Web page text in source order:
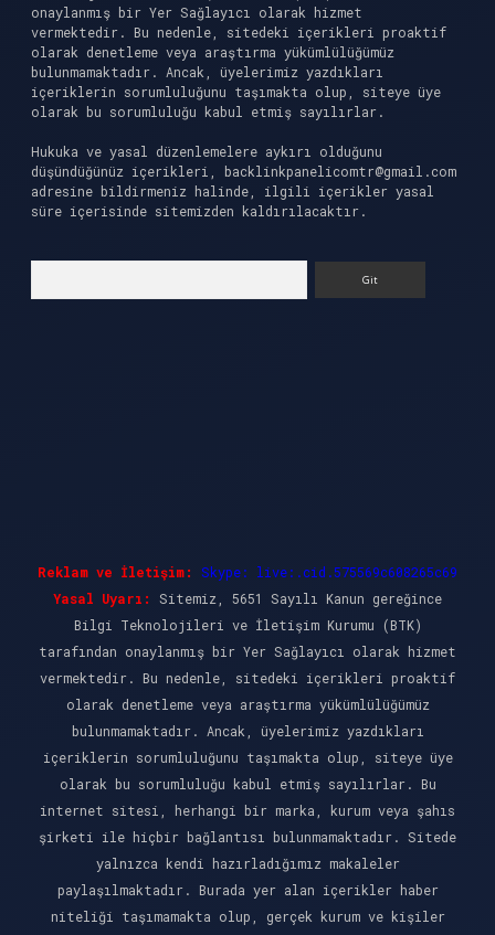
onaylanmış bir Yer Sağlayıcı olarak hizmet
vermektedir. Bu nedenle, sitedeki içerikleri proaktif
olarak denetleme veya araştırma yükümlülüğümüz
bulunmamaktadır. Ancak, üyelerimiz yazdıkları
içeriklerin sorumluluğunu taşımakta olup, siteye üye
olarak bu sorumluluğu kabul etmiş sayılırlar.
Hukuka ve yasal düzenlemelere aykırı olduğunu
düşündüğünüz içerikleri, backlinkpanelicomtr@gmail.com
adresine bildirmeniz halinde, ilgili içerikler yasal
süre içerisinde sitemizden kaldırılacaktır.
Reklam ve İletişim:
Skype: live:.cid.575569c608265c69
Yasal Uyarı:
Sitemiz, 5651 Sayılı Kanun gereğince
Bilgi Teknolojileri ve İletişim Kurumu (BTK)
tarafından onaylanmış bir Yer Sağlayıcı olarak hizmet
vermektedir. Bu nedenle, sitedeki içerikleri proaktif
olarak denetleme veya araştırma yükümlülüğümüz
bulunmamaktadır. Ancak, üyelerimiz yazdıkları
içeriklerin sorumluluğunu taşımakta olup, siteye üye
olarak bu sorumluluğu kabul etmiş sayılırlar. Bu
internet sitesi, herhangi bir marka, kurum veya şahıs
şirketi ile hiçbir bağlantısı bulunmamaktadır. Sitede
yalnızca kendi hazırladığımız makaleler
paylaşılmaktadır. Burada yer alan içerikler haber
niteliği taşımamakta olup, gerçek kurum ve kişiler